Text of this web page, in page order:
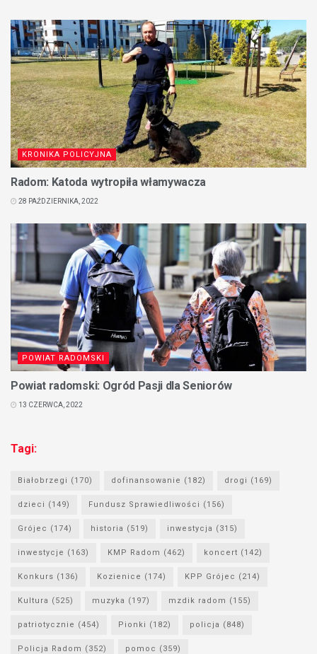
KRONIKA POLICYJNA
Radom: Katoda wytropiła włamywacza
28 PAŹDZIERNIKA, 2022
POWIAT RADOMSKI
Powiat radomski: Ogród Pasji dla Seniorów
13 CZERWCA, 2022
Tagi:
Białobrzegi (170) dofinansowanie (182) drogi (169)
dzieci (149) Fundusz Sprawiedliwości (156)
Grójec (174) historia (519) inwestycja (315)
inwestycje (163) KMP Radom (462) koncert (142)
Konkurs (136) Kozienice (174) KPP Grójec (214)
Kultura (525) muzyka (197) mzdik radom (155)
patriotycznie (454) Pionki (182) policja (848)
Policja Radom (352) pomoc (359)